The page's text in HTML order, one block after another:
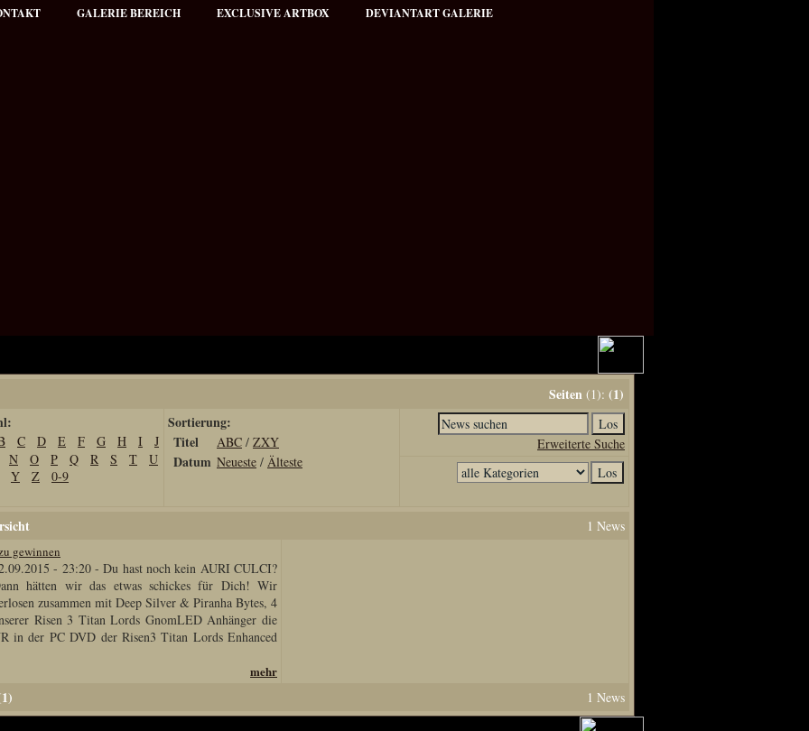
GALERIE BEREICH EXCLUSIVE ARTBOX DEVIANTART GALERIE
Seiten (1): (1)
C D E F G H I
J
N O P Q R S T
U
Y Z 0-9
Sortierung:
Titel
ABC / ZXY
Datum Neueste / Älteste
Erweiterte Suche
1 News
gewinnen
- 23:20-Du hast noch kein AURI CULCI?
hätten wir das etwas schickes für Dich! Wir
zusammen mit Deep Silver & Piranha Bytes, 4
Risen 3 Titan Lords GnomLED Anhänger die
in der PC DVD der Risen3 Titan Lords Enhanced
mehr
1 News